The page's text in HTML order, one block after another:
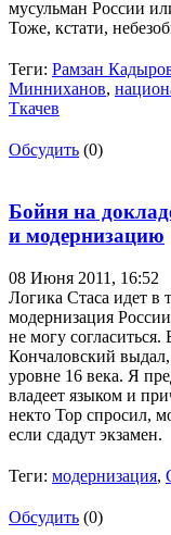
мусульман России
Тоже, кстати,
Теги: Рамзан
Минниханов,
Ткачев
Обсудить (0)
Бойня на
и модернизацию
08 Июня 2011, 16:52
Логика Стаса идет в
модернизация
не могу согласиться.
Кончаловский выдал,
уровне 16 века. Я
владеет языком и
некто Тор спросил,
если сдадут экзамен.
Теги: модернизация,
Обсудить (0)